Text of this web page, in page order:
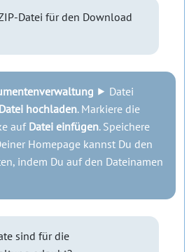
Datei für den Download
⯈ Datei
Datei hochladen. Markiere die
aufDatei einfügen. Speichere
Homepage kannst Du den
indem Du auf den Dateinamen
sind für die